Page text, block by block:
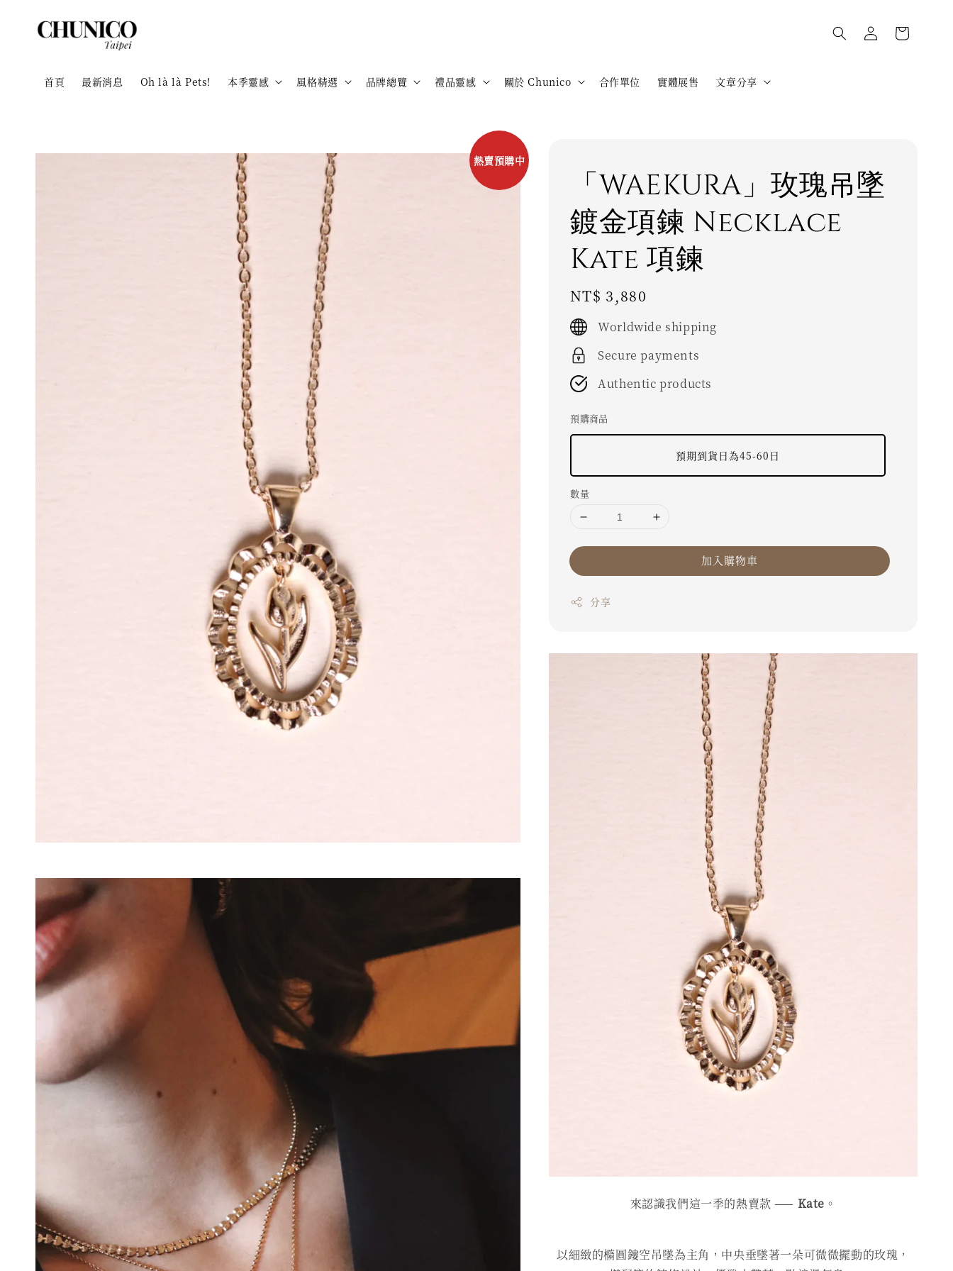
首頁 最新消息 Oh là là Pets! 本季靈感 風格精選 品牌總覽 禮品靈感 關於 Chunico 合作單位 實體展售 文章分享
熱賣預購中
「WAEKURA」玫瑰吊墜
鍍金項鍊 Necklace
Kate 項鍊
Regular
price
NT$ 3,880
Worldwide shipping
Secure payments
Authentic products
預購商品
預期到貨日為45-60日
數量
加入購物車
分享
來認識我們這一季的熱賣款 —— Kate 。
以細緻的橢圓鏤空吊墜為主角，中央垂墜著一朵可微微擺動的玫瑰，